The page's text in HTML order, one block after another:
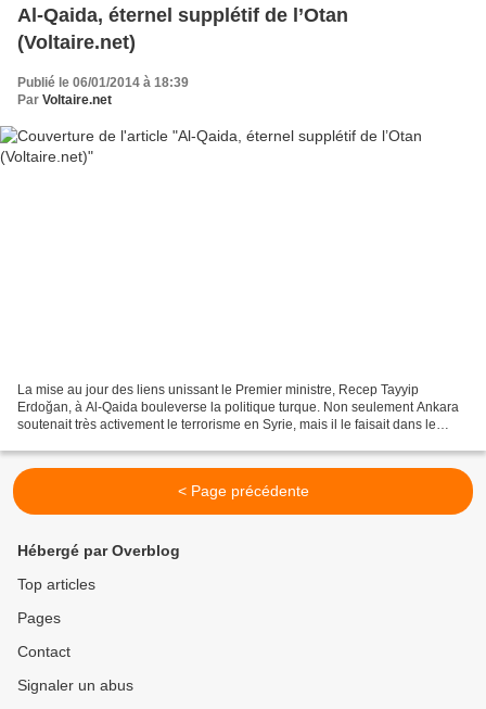
Al-Qaida, éternel supplétif de l’Otan
(Voltaire.net)
Publié le 06/01/2014 à 18:39
Par Voltaire.net
La mise au jour des liens unissant le Premier ministre, Recep Tayyip
Erdoğan, à Al-Qaida bouleverse la politique turque. Non seulement Ankara
soutenait très activement le terrorisme en Syrie, mais il le faisait dans le
< Page précédente
Hébergé par Overblog
Top articles
Pages
Contact
Signaler un abus